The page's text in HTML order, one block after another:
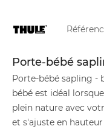
Porte-bébé
Porte-bébé sapling -
bébé est idéal
plein nature avec
et s'ajuste en